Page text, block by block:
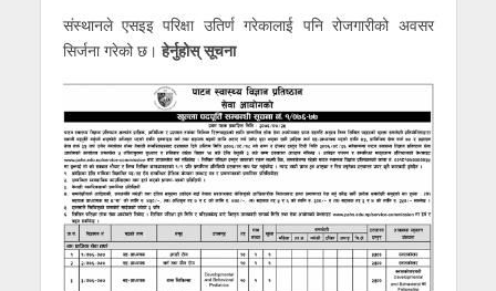
संस्थानले एसइइ परिक्षा उतिर्ण गरेकालाई पनि रोजगारीको अवसर
सिर्जना गरेको छ।हेर्नुहोस् सूचना